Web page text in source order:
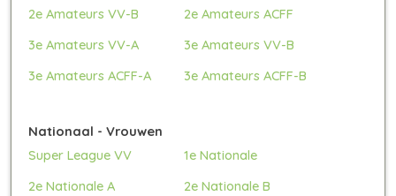
2e Amateurs VV-B
2e Amateurs ACFF
3e Amateurs VV-A
3e Amateurs VV-B
3e Amateurs ACFF-A
3e Amateurs ACFF-B
Nationaal - Vrouwen
Super League VV
1e Nationale
2e Nationale A
2e Nationale B